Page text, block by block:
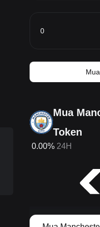
Mua
Token
0.00% 24H